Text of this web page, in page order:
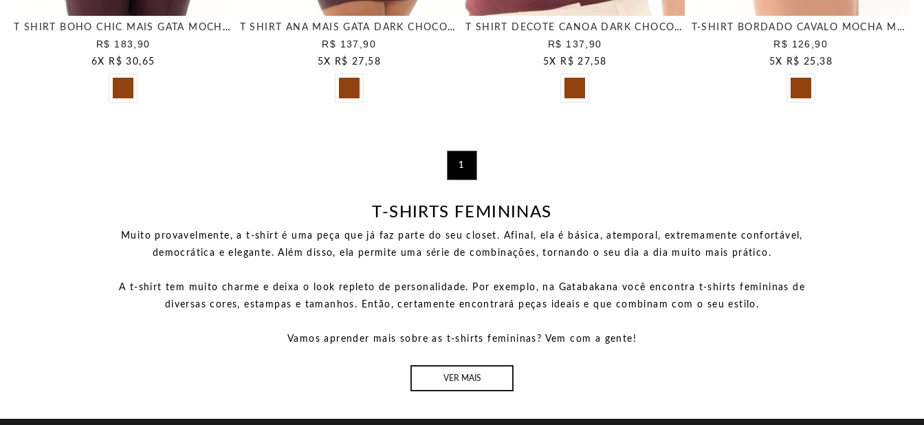
T SHIRT BOHO CHIC MAIS GATA MOCHA MOUSSE
R$ 183,90
6X R$ 30,65
T SHIRT ANA MAIS GATA DARK CHOCOLATE
R$ 137,90
5X R$ 27,58
T SHIRT DECOTE CANOA DARK CHOCOLATE
R$ 137,90
5X R$ 27,58
T-SHIRT BORDADO CAVALO MOCHA MOUSSE
R$ 126,90
5X R$ 25,38
1
T-SHIRTS FEMININAS
Muito provavelmente, a t-shirt é uma peça que já faz parte do seu closet. Afinal, ela é básica, atemporal, extremamente confortável,
democrática e elegante. Além disso, ela permite uma série de combinações, tornando o seu dia a dia muito mais prático.
A t-shirt tem muito charme e deixa o look repleto de personalidade. Por exemplo, na Gatabakana você encontra t-shirts femininas de
diversas cores, estampas e tamanhos. Então, certamente encontrará peças ideais e que combinam com o seu estilo.
Vamos aprender mais sobre as t-shirts femininas? Vem com a gente!
VER MAIS